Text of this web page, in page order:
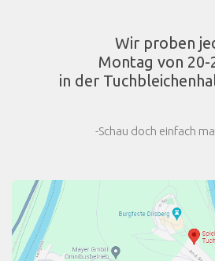
Wir proben
Montag von 20-
in der
-Schau doch einfach